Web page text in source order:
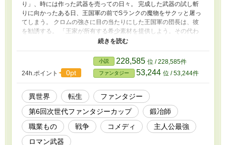
り」、時には作った武器を売っての日々。 完成した武器の試し斬
りに向かったある日、王国軍の前でSランクの魔物をサクッと屠っ
てしまう。 クロムの強さに目の当たりにした王国軍の団長は、彼
を勧誘する。 「王家が所有する希少素材を提供しよう。その代わ
り、軍に入らないか？」 希少素材に釣られたクロムは、まんまと
最前線へと送られてしまう。 「なんで〈鍛冶師〉の俺が最前線な
んだ……」 これは、戦えないと言われた〈鍛冶師〉が、自作の武
器を使って無双する物語。 ※『小説家になろう』『カクヨム』で
も連載しております。
24h.ポイント 0pt
小説 228,585 位 / 228,585件
ファンタジー 53,244 位 / 53,244件
異世界 転生
ファンタジー
第6回次世代ファンタジーカップ
鍛冶師
職業もの
戦争 コメディ
主人公最強
ロマン武器